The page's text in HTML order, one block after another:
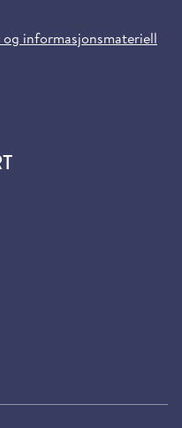
informasjonsmateriell